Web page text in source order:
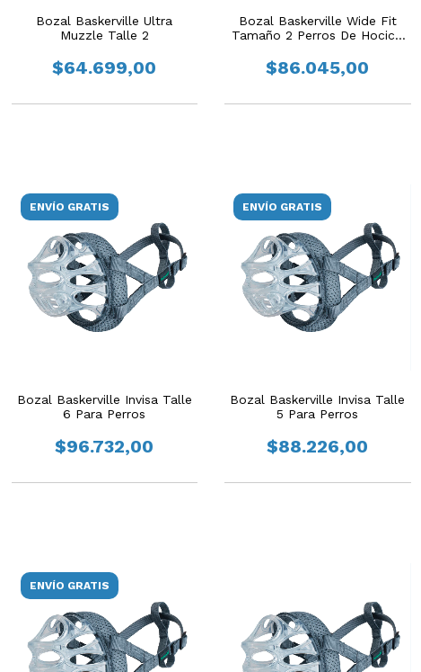
Bozal Baskerville Ultra
Muzzle Talle 2
$64.699,00
Bozal Baskerville Wide Fit
Tamaño 2 Perros De Hocico
$86.045,00
ENVÍO GRATIS
Bozal Baskerville Invisa Talle
6 Para Perros
$96.732,00
ENVÍO GRATIS
Bozal Baskerville Invisa Talle
5 Para Perros
$88.226,00
ENVÍO GRATIS